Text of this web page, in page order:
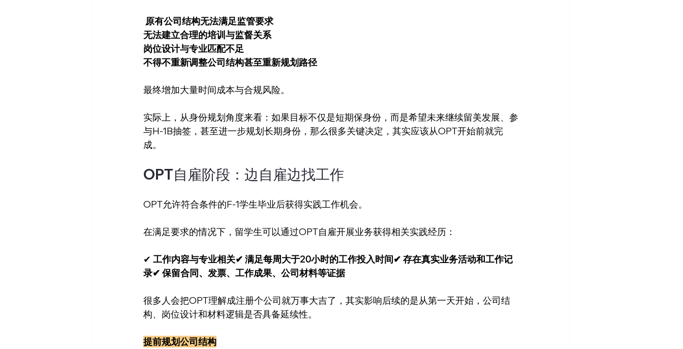
原有公司结构无法满足监管要求
无法建立合理的培训与监督关系
岗位设计与专业匹配不足
不得不重新调整公司结构甚至重新规划路径
最终增加大量时间成本与合规风险。
实际上，从身份规划角度来看：如果目标不仅是短期保身份，而是希望未来继续留美发展、参
与H-1B抽签，甚至进一步规划长期身份，那么很多关键决定，其实应该从OPT开始前就完
成。
OPT自雇阶段：边自雇边找工作
OPT允许符合条件的F-1学生毕业后获得实践工作机会。
在满足要求的情况下，留学生可以通过OPT自雇开展业务获得相关实践经历：
✔ 工作内容与专业相关✔ 满足每周大于20小时的工作投入时间✔ 存在真实业务活动和工作记
录✔ 保留合同、发票、工作成果、公司材料等证据
很多人会把OPT理解成注册个公司就万事大吉了，其实影响后续的是从第一天开始，公司结
构、岗位设计和材料逻辑是否具备延续性。
提前规划公司结构